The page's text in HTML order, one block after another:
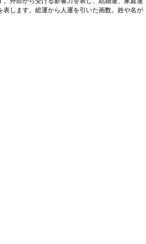
表します。総運から人運を引いた画数。姓や名が